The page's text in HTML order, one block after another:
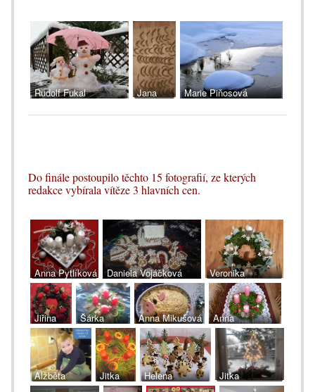
Rudolf Fukal
Jana
Marie Piňosová
Do finále postoupilo těchto 15 fotografií, ze kterých
redakce vybírala vítěze 3 hlavních cen.
Anna Pytlíková Daniela Vojáčková
Veronika
Kolínová
Jiřina
Bartošová
Šárka
Šimlíková
Anna Mikušová
Anna
Potůčková
Alžběta
Jitka
Helena
Jitka